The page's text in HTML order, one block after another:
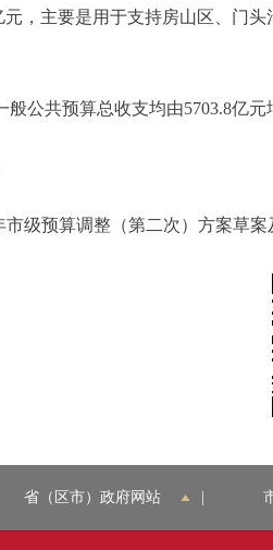
元，主要是用于支持房山区、门
共预算总收支均由5703.8亿元
市级预算调整（第二次）方案草
省（区市）政府网站